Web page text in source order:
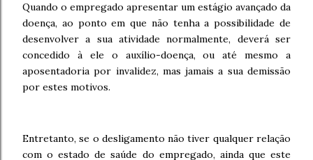
Quando o empregado apresentar um estágio avançado da
doença, ao ponto em que não tenha a possibilidade de
desenvolver a sua atividade normalmente, deverá ser
concedido à ele o auxílio-doença, ou até mesmo a
aposentadoria por invalidez, mas jamais a sua demissão
por estes motivos.
Entretanto, se o desligamento não tiver qualquer relação
com o estado de saúde do empregado, ainda que este